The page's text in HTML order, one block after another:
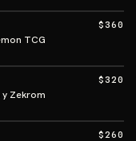
$360
TCG
$320
y Zekrom
$260